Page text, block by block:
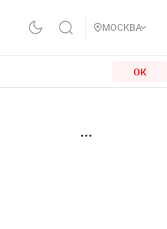
МОСКВА
ОК